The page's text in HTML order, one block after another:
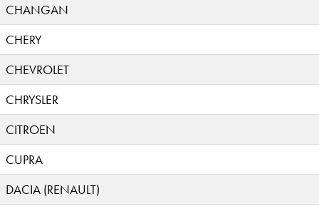
CHANGAN
CHERY
CHEVROLET
CHRYSLER
CITROEN
CUPRA
DACIA (RENAULT)